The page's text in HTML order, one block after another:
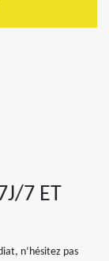
7 ET
n’hésitez pas